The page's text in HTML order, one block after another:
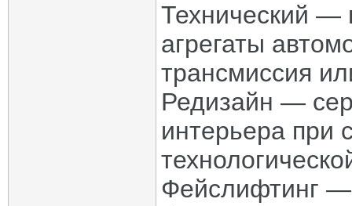
Технический —
агрегаты
трансмиссия
Редизайн —
интерьера при
Фейслифтинг —